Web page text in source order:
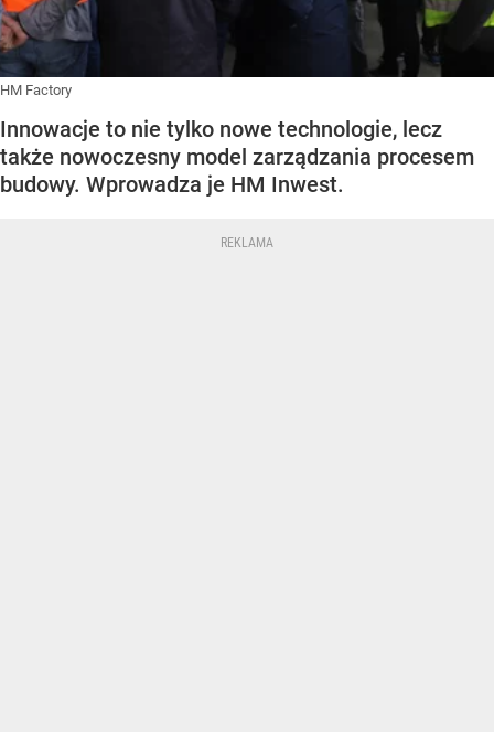
HM Factory
Innowacje to nie tylko nowe technologie, lecz
także nowoczesny model zarządzania procesem
budowy. Wprowadza je HM Inwest.